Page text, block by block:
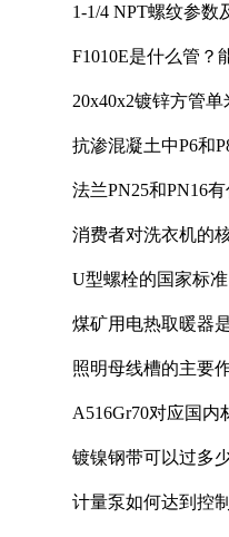
1-1/4 NPT螺纹参数
F1010E是什么管？
20x40x2镀锌方管
抗渗混凝土中P6和
法兰PN25和PN16
消费者对洗衣机的
U型螺栓的国家标准
煤矿用电热取暖器
照明母线槽的主要
A516Gr70对应国
镀镍钢带可以过多
计量泵如何达到控